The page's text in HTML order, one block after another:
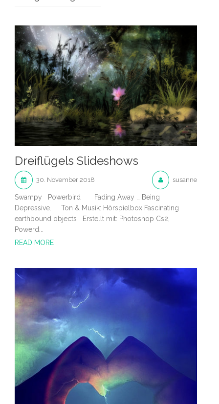
Dreiflügels Slideshows
30. November 2018 susanne
Swampy Powerbird Fading Away … Being
Depressive. Ton & Musik: Hörspielbox Fascinating
earthbound objects Erstellt mit: Photoshop Cs2,
Powerd...
READ MORE